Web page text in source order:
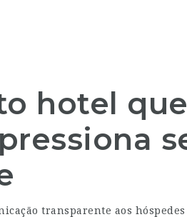
hotel
transparente aos